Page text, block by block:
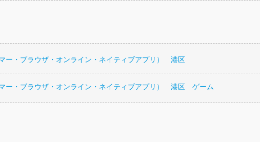
ー・ブラウザ・オンライン・ネイティブアプリ） 港区
ー・ブラウザ・オンライン・ネイティブアプリ） 港区 ゲーム